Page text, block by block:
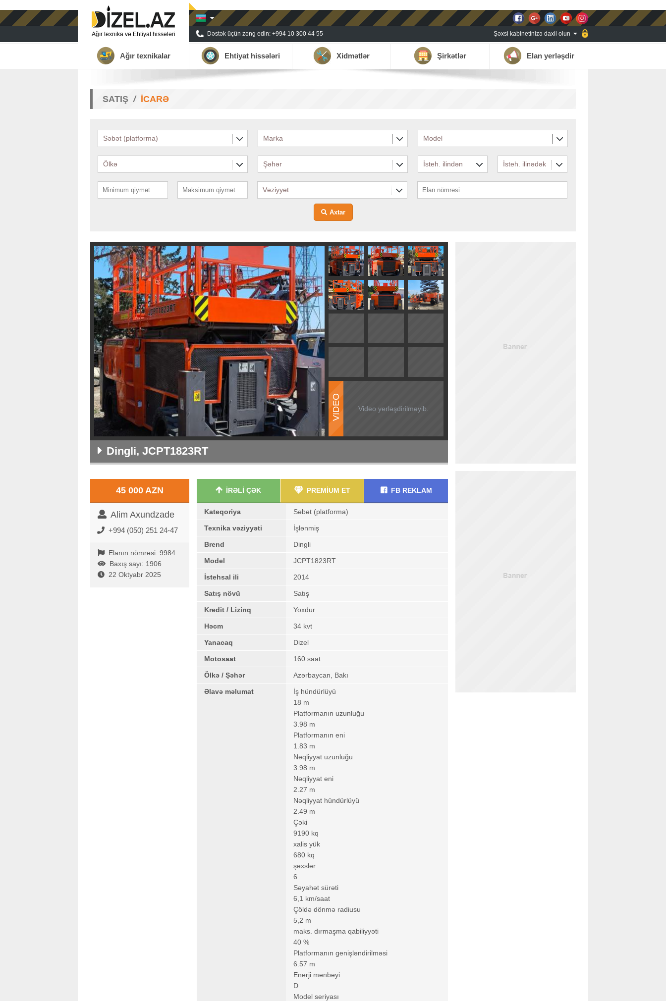
Ağır texnika və Ehtiyat hissələri Dəstək üçün zəng edin: +994 10 300 44 55 Şəxsi kabinetinizə daxil olun
Ağır texnikalar Ehtiyat hissələri Xidmətlər Şirkətlər Elan yerləşdir
SATIŞ İCARƏ
Səbət (platforma) Marka Model
Ölkə Şəhər İsteh. ilindən İsteh. ilinədək
Vəziyyət
Axtar
VIDEO Video yerləşdirilməyib.
Dingli, JCPT1823RT
45 000 AZN
Alim Axundzade
+994 (050) 251 24-47
Elanın nömrəsi: 9984
Baxış sayı: 1906
22 Oktyabr 2025
İRƏLİ ÇƏK PREMİUM ET FB REKLAM
Kateqoriya Səbət (platforma)
Texnika vəziyyəti İşlənmiş
Brend Dingli
Model JCPT1823RT
İstehsal ili 2014
Satış növü Satış
Kredit / Lizinq Yoxdur
Həcm 34 kvt
Yanacaq Dizel
Motosaat 160 saat
Ölkə / Şəhər Azərbaycan, Bakı
Əlavə məlumat
İş hündürlüyü
18 m
Platformanın uzunluğu
3.98 m
Platformanın eni
1.83 m
Nəqliyyat uzunluğu
3.98 m
Nəqliyyat eni
2.27 m
Nəqliyyat hündürlüyü
2.49 m
Çəki
9190 kq
xalis yük
680 kq
şəxslər
6
Səyahət sürəti
6,1 km/saat
Çöldə dönmə radiusu
5,2 m
maks. dırmaşma qabiliyyəti
40 %
Platformanın genişləndirilməsi
6.57 m
Enerji mənbəyi
D
Model seriyası